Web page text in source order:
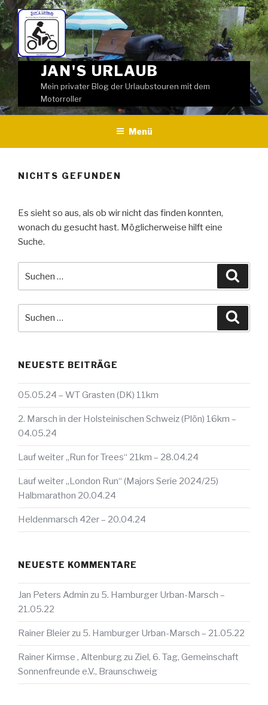
Weiter
zum
Inhalt
JAN'S URLAUB
Mein privater Blog der Urlaubstouren mit dem
Motorroller
Menü
NICHTS GEFUNDEN
Es sieht so aus, als ob wir nicht das finden konnten,
wonach du gesucht hast. Möglicherweise hilft eine
Suche.
nach:
NEUESTE BEITRÄGE
05.05.24 – WT Grasten (DK) 11km
2. Marsch in der Holsteinischen Schweiz (Plön) 16km –
04.05.24
Lauf weiter „Run for Trees“ 21km – 28.04.24
Lauf weiter „London Run“ (Majors Serie 2024/25)
Halbmarathon 20.04.24
Heldenmarsch 42er – 20.04.24
NEUESTE KOMMENTARE
Jan Peters Admin zu 5. Hamburger Urban-Marsch –
21.05.22
Rainer Bleierzu 5. Hamburger Urban-Marsch – 21.05.22
Rainer Kirmse , Altenburgzu Ziel, 6. Tag, Gemeinschaft
Sonnenfreunde e.V., Braunschweig